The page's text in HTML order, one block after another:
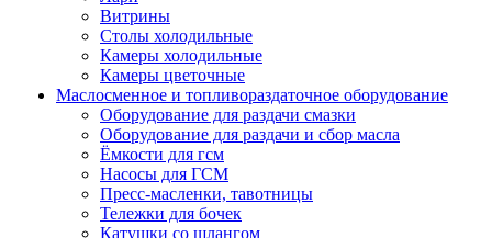
Витрины
Столы холодильные
Камеры холодильные
Камеры цветочные
Маслосменное и топливораздаточное оборудование
Оборудование для раздачи смазки
Оборудование для раздачи и сбор масла
Ёмкости для гсм
Насосы для ГСМ
Пресс-масленки, тавотницы
Тележки для бочек
Катушки со шлангом